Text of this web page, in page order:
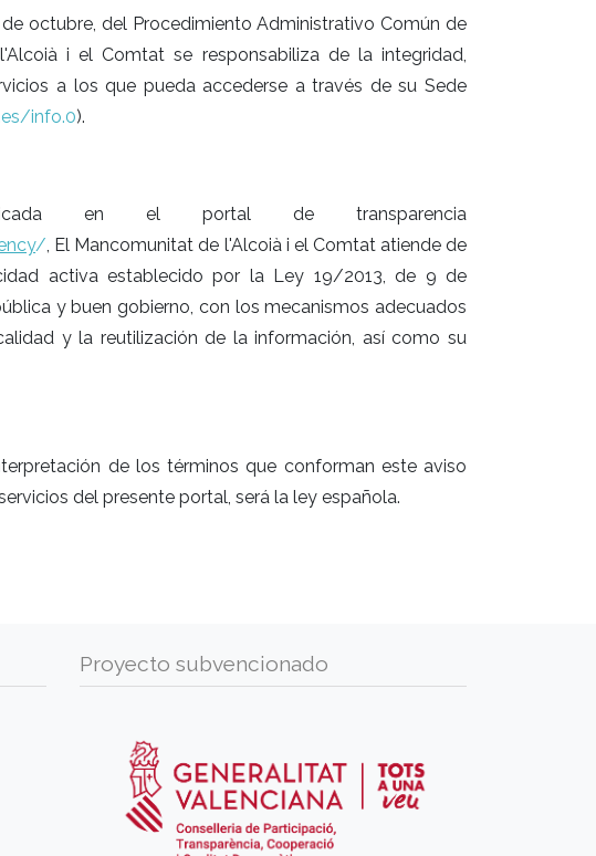
octubre, del Procedimiento Administrativo Común de
i el Comtat se responsabiliza de la integridad,
a los que pueda accederse a través de su Sede
info.0).
en el portal de transparencia
/ , El Mancomunitat de l'Alcoià i el Comtat atiende de
activa establecido por la Ley 19/2013, de 9 de
y buen gobierno, con los mecanismos adecuados
y la reutilización de la información, así como su
de los términos que conforman este aviso
del presente portal, será la ley española.
Proyecto subvencionado